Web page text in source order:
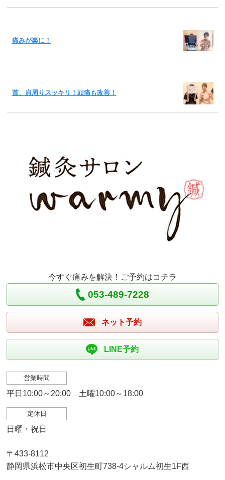
痛みが楽に！
首、肩周りスッキリ！頭痛も改善！
今すぐ痛みを解決！ご予約はコチラ
053-489-7228
ネット予約
LINE予約
営業時間
平日10:00～20:00 土曜10:00～18:00
定休日
日曜・祝日
〒433-8112
静岡県浜松市中央区初生町738-4シャルム初生1F西